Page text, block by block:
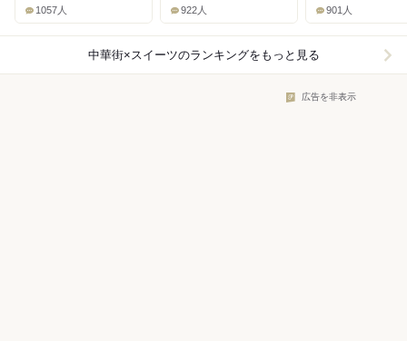
1057人 922人 901人
中華街×スイーツのランキングをもっと見る
広告を非表示